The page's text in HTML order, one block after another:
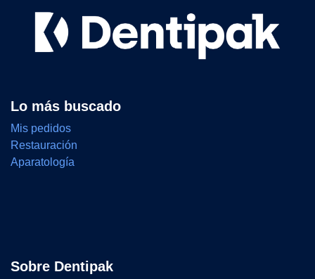
Lo más buscado
Mis pedidos
Restauración
Aparatología
Sobre Dentipak